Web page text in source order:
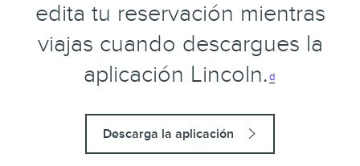
edita tu reservación mientras
viajas cuando descargues la
aplicación Lincoln. d
Descarga la aplicación